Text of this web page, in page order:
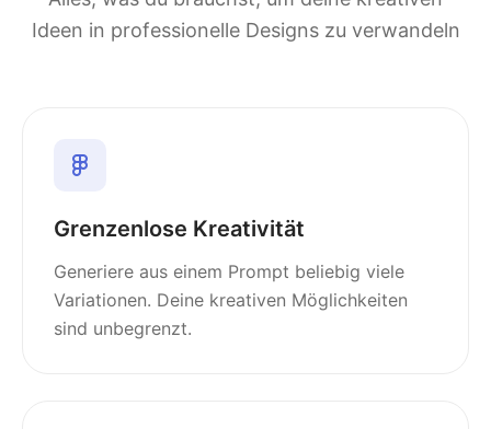
Ideen in professionelle Designs zu verwandeln
Grenzenlose Kreativität
Generiere aus einem Prompt beliebig viele
Variationen. Deine kreativen Möglichkeiten
sind unbegrenzt.